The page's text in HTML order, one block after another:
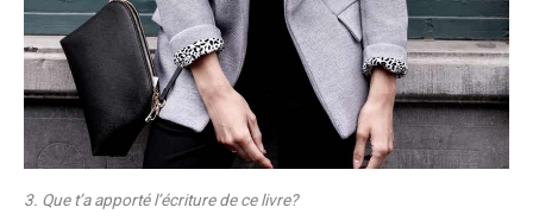
3. Que t’a apporté l’écriture de ce livre?